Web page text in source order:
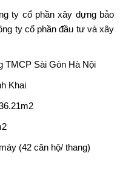
ty cổ phần xây dựng bảo
ty cổ phần đầu tư và xây
TMCP Sài Gòn Hà Nội
Khai
(42 căn hộ/ thang)